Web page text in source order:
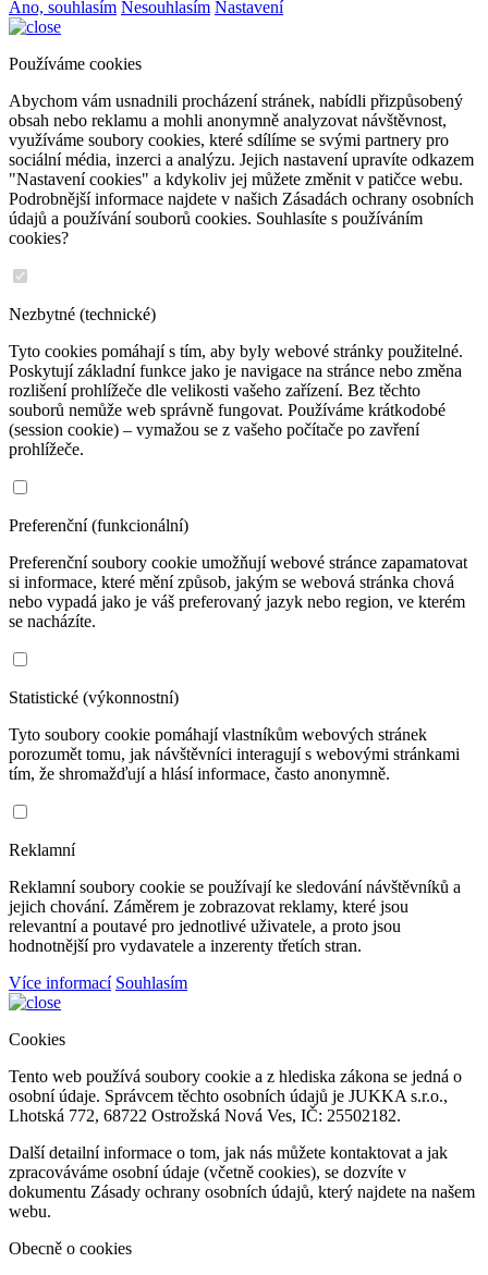
Ano, souhlasím Nesouhlasím Nastavení
Používáme cookies
Abychom vám usnadnili procházení stránek, nabídli přizpůsobený
obsah nebo reklamu a mohli anonymně analyzovat návštěvnost,
využíváme soubory cookies, které sdílíme se svými partnery pro
sociální média, inzerci a analýzu. Jejich nastavení upravíte odkazem
"Nastavení cookies" a kdykoliv jej můžete změnit v patičce webu.
Podrobnější informace najdete v našich Zásadách ochrany osobních
údajů a používání souborů cookies. Souhlasíte s používáním
cookies?
Nezbytné (technické)
Tyto cookies pomáhají s tím, aby byly webové stránky použitelné.
Poskytují základní funkce jako je navigace na stránce nebo změna
rozlišení prohlížeče dle velikosti vašeho zařízení. Bez těchto
souborů nemůže web správně fungovat. Používáme krátkodobé
(session cookie) – vymažou se z vašeho počítače po zavření
prohlížeče.
Preferenční (funkcionální)
Preferenční soubory cookie umožňují webové stránce zapamatovat
si informace, které mění způsob, jakým se webová stránka chová
nebo vypadá jako je váš preferovaný jazyk nebo region, ve kterém
se nacházíte.
Statistické (výkonnostní)
Tyto soubory cookie pomáhají vlastníkům webových stránek
porozumět tomu, jak návštěvníci interagují s webovými stránkami
tím, že shromažďují a hlásí informace, často anonymně.
Reklamní
Reklamní soubory cookie se používají ke sledování návštěvníků a
jejich chování. Záměrem je zobrazovat reklamy, které jsou
relevantní a poutavé pro jednotlivé uživatele, a proto jsou
hodnotnější pro vydavatele a inzerenty třetích stran.
Více informací Souhlasím
Cookies
Tento web používá soubory cookie a z hlediska zákona se jedná o
osobní údaje. Správcem těchto osobních údajů je JUKKA s.r.o.,
Lhotská 772, 68722 Ostrožská Nová Ves, IČ: 25502182.
Další detailní informace o tom, jak nás můžete kontaktovat a jak
zpracováváme osobní údaje (včetně cookies), se dozvíte v
dokumentu Zásady ochrany osobních údajů, který najdete na našem
webu.
Obecně o cookies